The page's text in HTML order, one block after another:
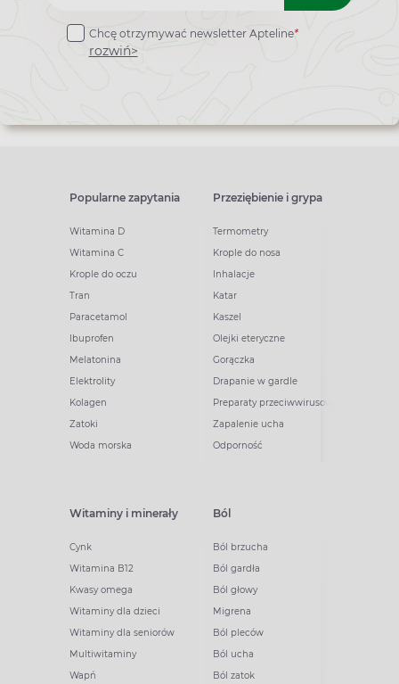
do
newslettera
Chcę otrzymywać newsletter Apteline*
rozwiń>
Popularne zapytania
Witamina D
Witamina C
Krople do oczu
Tran
Paracetamol
Ibuprofen
Melatonina
Elektrolity
Kolagen
Zatoki
Woda morska
Przeziębienie i grypa
Termometry
Krople do nosa
Inhalacje
Katar
Kaszel
Olejki eteryczne
Gorączka
Drapanie w gardle
Preparaty przeciwwirusowe
Zapalenie ucha
Odporność
Witaminy i minerały
Cynk
Witamina B12
Kwasy omega
Witaminy dla dzieci
Witaminy dla seniorów
Multiwitaminy
Wapń
Ból
Ból brzucha
Ból gardła
Ból głowy
Migrena
Ból pleców
Ból ucha
Ból zatok